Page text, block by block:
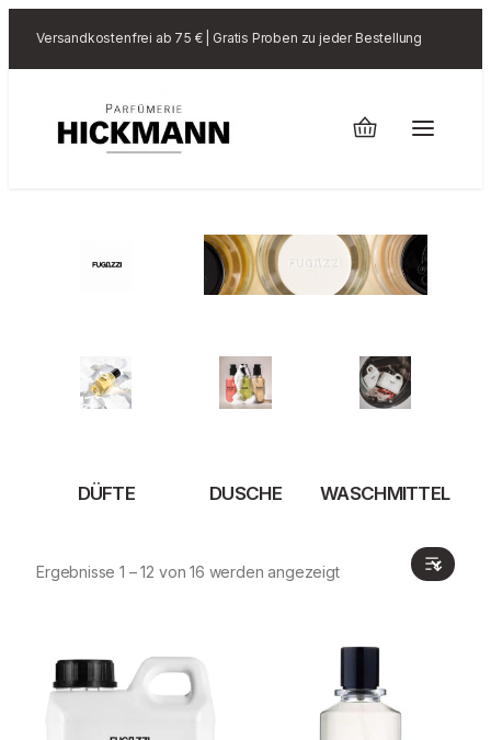
Versandkostenfrei ab 75 € | Gratis Proben zu jeder Bestellung
DÜFTE DUSCHE WASCHMITTEL
Ergebnisse 1 – 12 von 16 werden angezeigt